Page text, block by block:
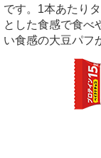
です。 1本あたり
とした食感で食べ
い食感の大豆パフ